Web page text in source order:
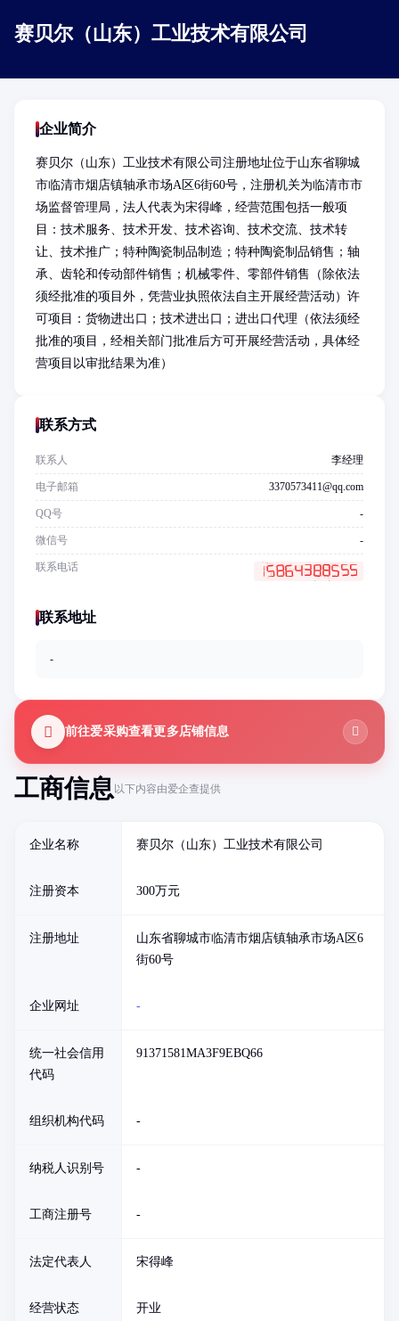
赛贝尔（山东）工业技术有限公司
工商信息以下内容由爱企查提供
企业名称 赛贝尔（山东）工业技术有限公司
注册资本 300万元
注册地址
山东省聊城市临清市烟店镇轴承市场A区6
街60号
企业网址 -
统一社会信用
代码
91371581MA3F9EBQ66
组织机构代码 -
纳税人识别号 -
工商注册号 -
法定代表人 宋得峰
经营状态 开业
企业简介
赛贝尔（山东）工业技术有限公司注册地址位于山东省聊城
市临清市烟店镇轴承市场A区6街60号，注册机关为临清市市
场监督管理局，法人代表为宋得峰，经营范围包括一般项
目：技术服务、技术开发、技术咨询、技术交流、技术转
让、技术推广；特种陶瓷制品制造；特种陶瓷制品销售；轴
承、齿轮和传动部件销售；机械零件、零部件销售（除依法
须经批准的项目外，凭营业执照依法自主开展经营活动）许
可项目：货物进出口；技术进出口；进出口代理（依法须经
批准的项目，经相关部门批准后方可开展经营活动，具体经
营项目以审批结果为准）
联系方式
联系人 李经理
电子邮箱 3370573411@qq.com
QQ号 -
微信号 -
联系电话
联系地址
-
前往爱采购查看更多店铺信息